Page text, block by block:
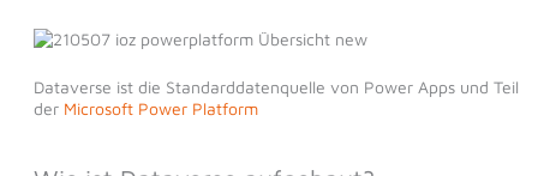
Dataverse ist die Standarddatenquelle von Power Apps und Teil
der Microsoft Power Platform